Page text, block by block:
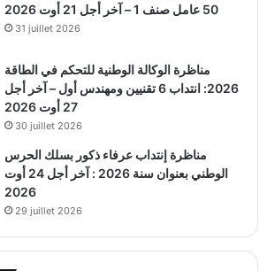
50 عامل صنف 1 – آخر أجل 21 أوت 2026
31 juillet 2026
مناظرة الوكالة الوطنية للتحكم في الطاقة
2026: انتداب 6 تقنيين ومهندس أول – آخر أجل
27 أوت 2026
30 juillet 2026
مناظرة إنتداب عرفاء ذكور بسلك الحرس
الوطني بعنوان سنة 2026 : آخر أجل 24 أوت
2026
29 juillet 2026